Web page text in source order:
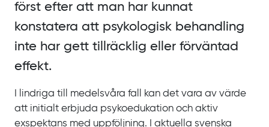
först efter att man har kunnat
konstatera att psykologisk behandling
inte har gett tillräcklig eller förväntad
effekt.
I lindriga till medelsvåra fall kan det vara av värde
att initialt erbjuda psykoedukation och aktiv
exspektans med uppföljning. I aktuella svenska